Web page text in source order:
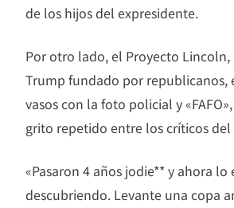
de los hijos del expresidente.
Por otro lado, el Proyecto
Trump fundado por republicanos,
vasos con la foto policial y
grito repetido entre los críticos
«Pasaron 4 años jodie** y ahora lo
descubriendo. Levante una copa